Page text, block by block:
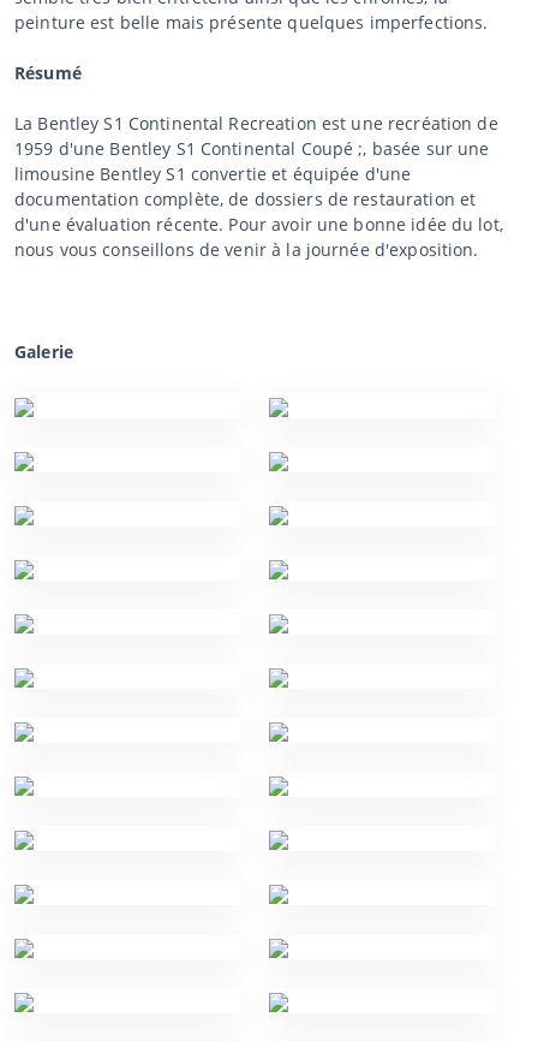
peinture est belle mais présente quelques imperfections.
Résumé
La Bentley S1 Continental Recreation est une recréation de
1959 d'une Bentley S1 Continental Coupé ;, basée sur une
limousine Bentley S1 convertie et équipée d'une
documentation complète, de dossiers de restauration et
d'une évaluation récente. Pour avoir une bonne idée du lot,
nous vous conseillons de venir à la journée d'exposition.
Galerie